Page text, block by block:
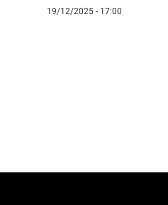
19/12/2025 - 17:00